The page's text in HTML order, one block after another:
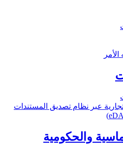
عبر نظام تصديق المستندات
والحكومية